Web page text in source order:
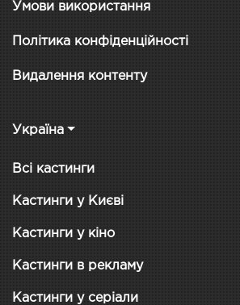
Умови використання
Політика конфіденційності
Видалення контенту
Україна
Всі кастинги
Кастинги у Києві
Кастинги у кіно
Кастинги в рекламу
Кастинги у серіали